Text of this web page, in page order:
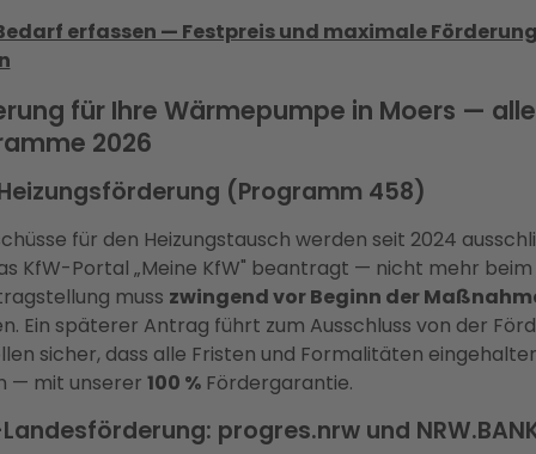
erfassen — Festpreis und maximale
für Ihre Wärmepumpe in Moers — alle
2026
(Programm 458)
für den Heizungstausch werden seit 2024
KfW-Portal „Meine KfW" beantragt — nicht mehr beim
muss zwingend vor Beginn der
Ein späterer Antrag führt zum Ausschluss von der
sicher, dass alle Fristen und Formalitäten
— mit unserer 100 %Fördergarantie.
progres.nrw und